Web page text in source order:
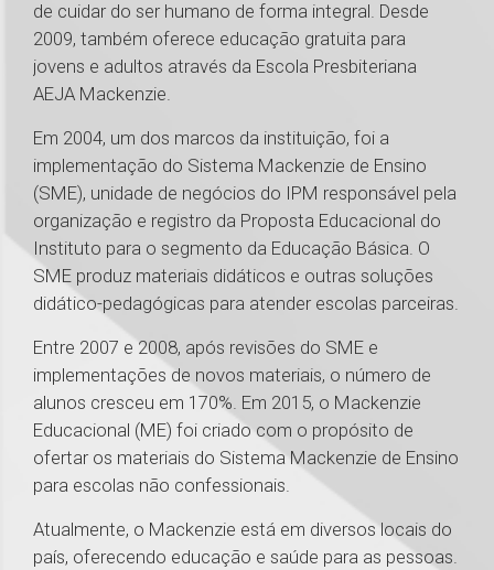
de cuidar do ser humano de forma integral. Desde
2009, também oferece educação gratuita para
jovens e adultos através da Escola Presbiteriana
AEJA Mackenzie.
Em 2004, um dos marcos da instituição, foi a
implementação do Sistema Mackenzie de Ensino
(SME), unidade de negócios do IPM responsável pela
organização e registro da Proposta Educacional do
Instituto para o segmento da Educação Básica. O
SME produz materiais didáticos e outras soluções
didático-pedagógicas para atender escolas parceiras.
Entre 2007 e 2008, após revisões do SME e
implementações de novos materiais, o número de
alunos cresceu em 170%. Em 2015, o Mackenzie
Educacional (ME) foi criado com o propósito de
ofertar os materiais do Sistema Mackenzie de Ensino
para escolas não confessionais.
Atualmente, o Mackenzie está em diversos locais do
país, oferecendo educação e saúde para as pessoas.